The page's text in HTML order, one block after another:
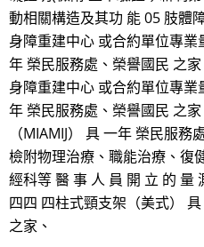
動相關構造及其功 能 05 肢體
身障重建中心 或合約單位專
年 榮民服務處、榮譽國民 之
身障重建中心 或合約單位專
年 榮民服務處、榮譽國民 之
（MIAMIJ） 具 一年 榮民服
檢附物理治療、職能治療、復
經科等 醫 事 人 員 開 立 的 量
四四 四柱式頸支架（美式）
之家、